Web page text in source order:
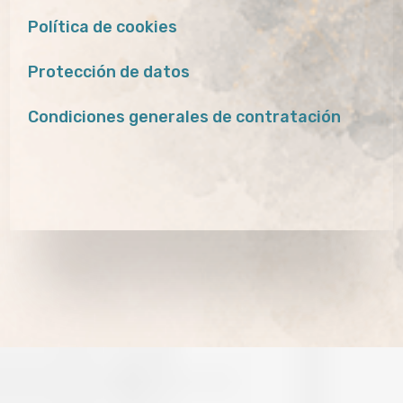
Política de cookies
Protección de datos
Condiciones generales de contratación